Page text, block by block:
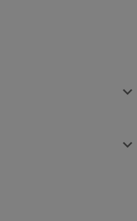

